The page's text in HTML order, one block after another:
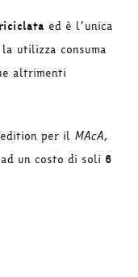
ed è l’unica
utilizza consuma
altrimenti
per il MAcA,
un costo di soli 6